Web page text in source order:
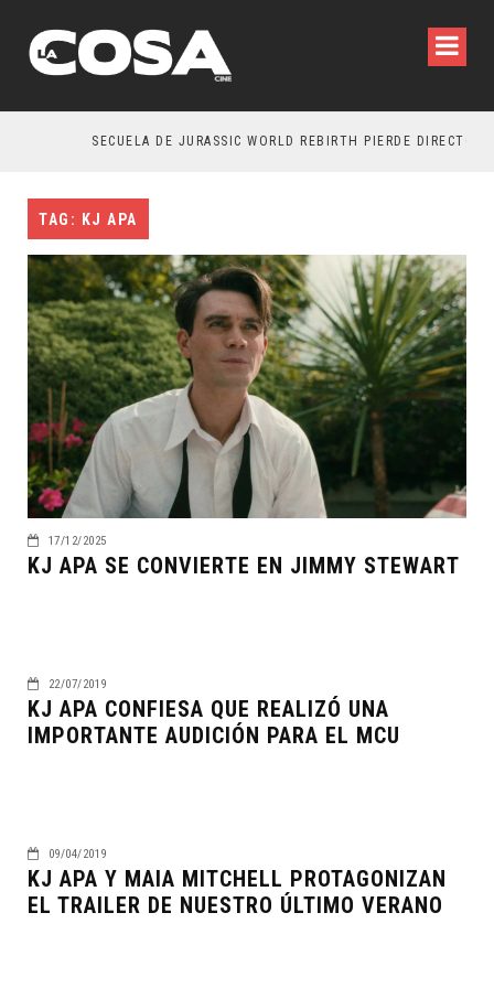
SECUELA DE JURASSIC WORLD REBIRTH PIERDE DIRECTOR
TAG: KJ APA
17/12/2025
KJ APA SE CONVIERTE EN JIMMY STEWART
22/07/2019
KJ APA CONFIESA QUE REALIZÓ UNA
IMPORTANTE AUDICIÓN PARA EL MCU
09/04/2019
KJ APA Y MAIA MITCHELL PROTAGONIZAN
EL TRAILER DE NUESTRO ÚLTIMO VERANO